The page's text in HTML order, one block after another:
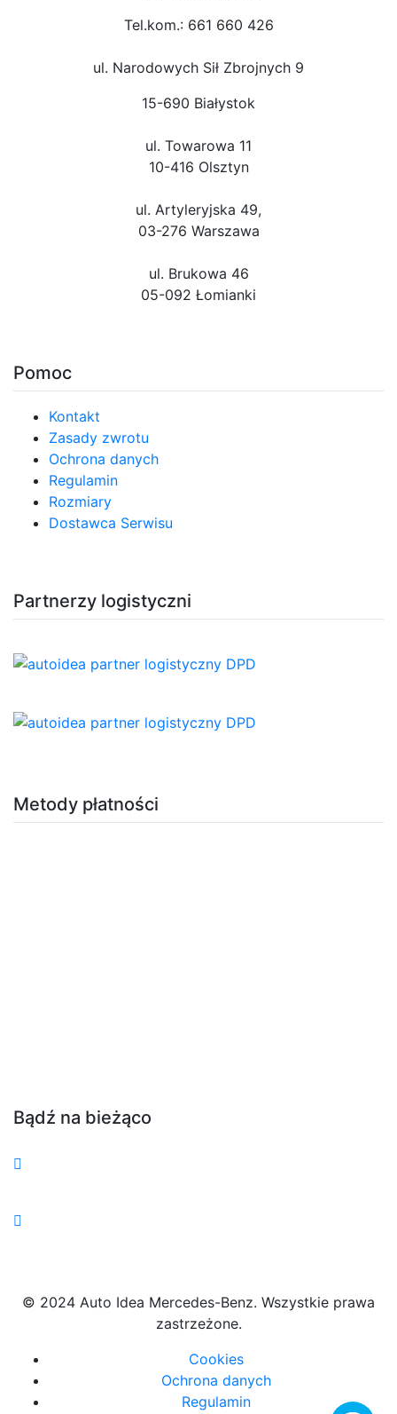
Tel.kom.: 661 660 426
ul. Narodowych Sił Zbrojnych 9
15-690 Białystok
ul. Towarowa 11
10-416 Olsztyn
ul. Artyleryjska 49,
03-276 Warszawa
ul. Brukowa 46
05-092 Łomianki
Pomoc
Kontakt
Zasady zwrotu
Ochrona danych
Regulamin
Rozmiary
Dostawca Serwisu
Partnerzy logistyczni
Metody płatności
Bądź na bieżąco
© 2024 Auto Idea Mercedes-Benz. Wszystkie prawa
zastrzeżone.
Cookies
Ochrona danych
Regulamin